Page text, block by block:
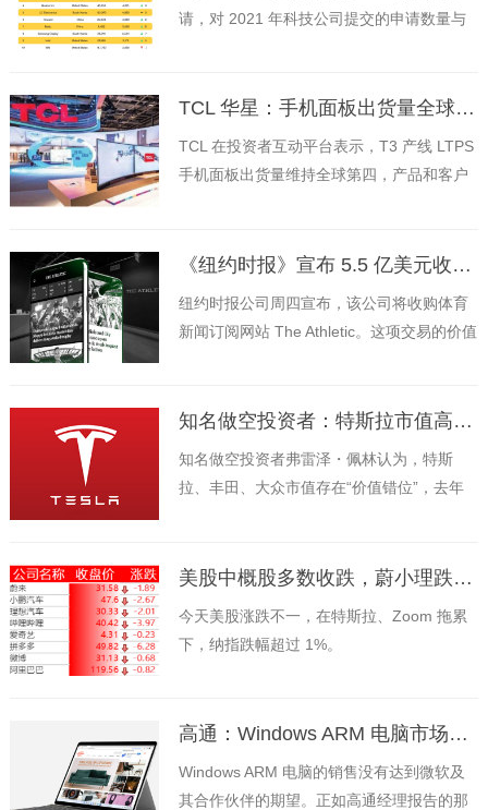
请，对 2021 年科技公司提交的申请数量与
TCL 华星：手机面板出货量全球第四，高端电竞显示屏出货量全球第二
TCL 在投资者互动平台表示，T3 产线 LTPS
手机面板出货量维持全球第四，产品和客户
《纽约时报》宣布 5.5 亿美元收购体育新闻网站 The Athletic
纽约时报公司周四宣布，该公司将收购体育
新闻订阅网站 The Athletic。这项交易的价值
知名做空投资者：特斯拉市值高于丰田、大众之和的 2 倍，被高估 10 倍
知名做空投资者弗雷泽・佩林认为，特斯
拉、丰田、大众市值存在“价值错位”，去年
之和的逾 2 倍。
美股中概股多数收跌，蔚小理跌逾 5%，哔哩哔哩跌近 9%，拼多多大跌 11%
今天美股涨跌不一，在特斯拉、Zoom 拖累
下，纳指跌幅超过 1%。
高通：Windows ARM 电脑市场发展缓慢，部分原因是 OEM 厂商定价太高
Windows ARM 电脑的销售没有达到微软及
其合作伙伴的期望。正如高通经理报告的那